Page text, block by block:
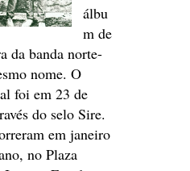
álbu
m de
da banda norte-
nome. O
foi em 23 de
do selo Sire.
em janeiro
no Plaza